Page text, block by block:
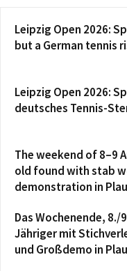
Leipzig Open 2026:
but a German tennis
Leipzig Open 2026:
deutsches Tennis-
The weekend of 8–9
old found with stab
demonstration in
Das Wochenende, 8./
Jähriger mit
und Großdemo in